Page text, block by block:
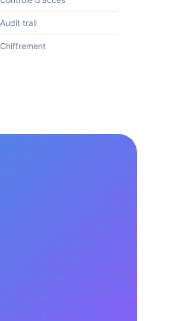
Audit trail
Chiffrement